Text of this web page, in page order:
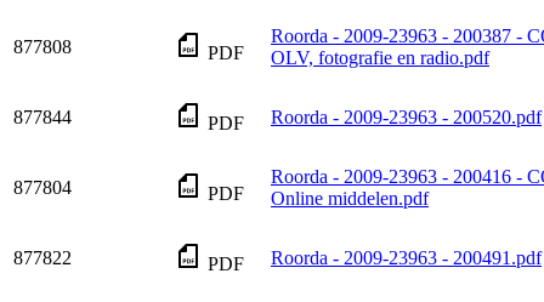
877808 PDF
Roorda - 2009-23963 - 200387 -
OLV, fotografie en radio.pdf
877844 PDF Roorda - 2009-23963 - 200520.pdf
877804 PDF
Roorda - 2009-23963 - 200416 -
Online middelen.pdf
877822 PDF Roorda - 2009-23963 - 200491.pdf